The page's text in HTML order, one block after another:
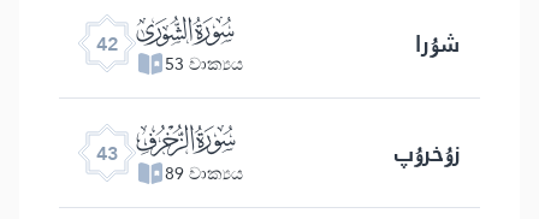
42 ﯗ
53 වාක්‍යය شۇرا
43 ﯘ
89 වාක්‍යය زۇخرۇپ